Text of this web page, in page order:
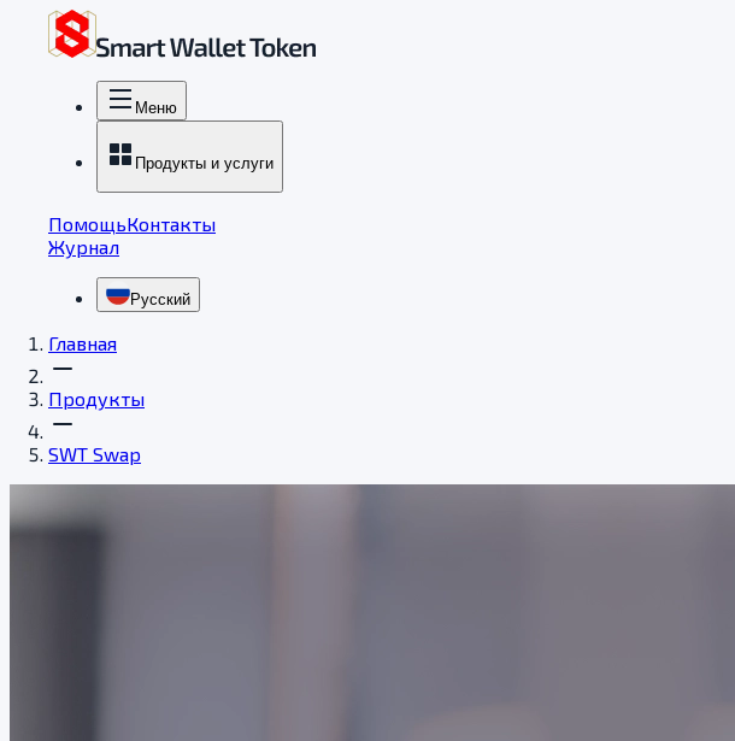
Меню
Продукты и услуги
ПомощьКонтакты
Журнал
Русский
Главная
Продукты
SWT Swap